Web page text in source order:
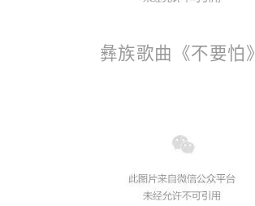
彝族歌曲《不要怕》